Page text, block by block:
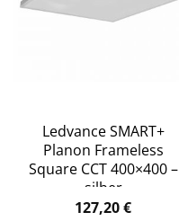
Ledvance SMART+
Planon Frameless
Square CCT 400×400 –
silber
127,20€